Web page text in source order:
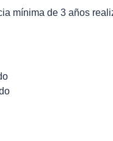
mínima de 3 años